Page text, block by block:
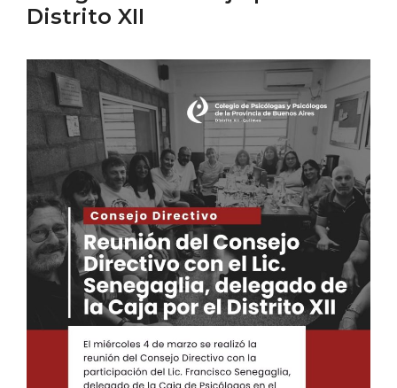
Distrito XII